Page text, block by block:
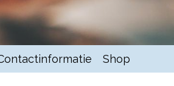
Shop